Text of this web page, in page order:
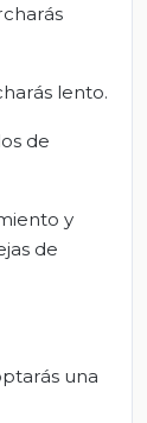
lento.
de
y
de
una